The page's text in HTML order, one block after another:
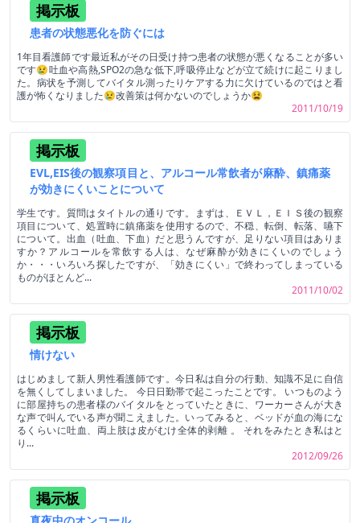
掲示板
患者の状態悪化を防ぐには
1年目看護師です最近私がその日受け持つ患者の状態が悪くなることが多い
です😢吐血や高熱,SPO2の急な低下,呼吸停止などが立て続けに起こりまし
た。病状を予測してバイタル測ったりケアする力に欠けているのではと看
護が怖くなりました😢改善策は何かないのでしょうか😫
2011/10/19
掲示板
EVL,EIS後の観察項目と、アルコール常飲者が麻酔、鎮痛薬
が効きにくいことについて
学生です。質問はタイトルの通りです。まずは、ＥＶＬ，ＥＩＳ後の観察
項目について、処置時に鎮痛薬を使用するので、不穏、転倒、転落、嚥下
について。出血（吐血、下血）だと思うんですが、足りない項目はありま
すか？アルコールを常飲する人は、なぜ麻酔が効きにくいのでしょう
か・・・いろいろ探したですが、「効きにくい」で終わってしまっている
ものがほとんど...
2011/10/02
掲示板
情けない
はじめまして新人男性看護師です。今日私は自分の行動、知識不足に自信
を無くしてしまいました。 今日日勤帯で起こったことです。 いつものよう
に部屋持ちの患者様のバイタルをとっていたときに、ワーカーさんが大き
な声で叫んでいる声が聞こえました。いってみると、ベッドが血の海にな
るくらいに吐血、両上肢は皮がむけ全体的剥離 。 それをみたとき私はと
り...
2012/09/26
掲示板